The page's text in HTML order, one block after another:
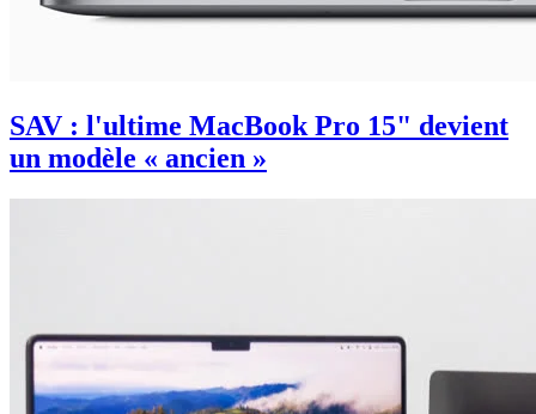
SAV : l'ultime MacBook Pro 15" devient
un modèle « ancien »